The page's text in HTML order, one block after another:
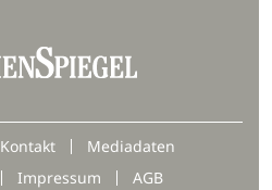
Kontakt
Mediadaten
Impressum AGB